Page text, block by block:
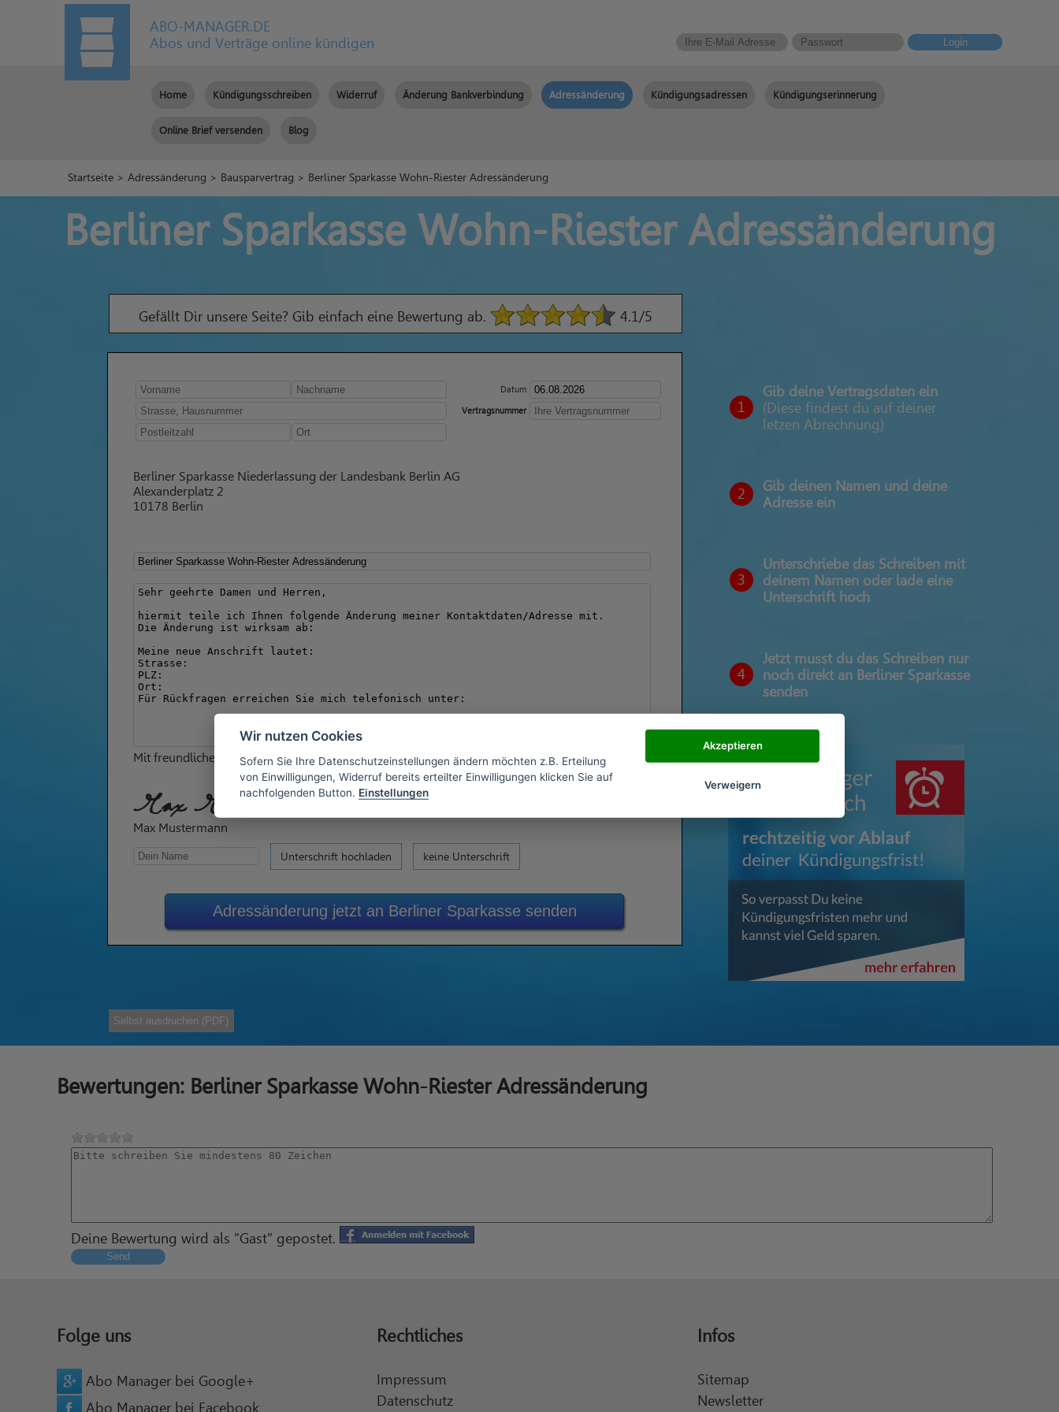
ABO-MANAGER.DE
Abos und Verträge online kündigen
Login
Home Kündigungsschreiben Widerruf Änderung Bankverbindung Adressänderung Kündigungsadressen Kündigungserinnerung
Online Brief versenden Blog
Startseite >Adressänderung > Bausparvertrag > Berliner Sparkasse Wohn-Riester Adressänderung
Berliner Sparkasse Wohn-Riester Adressänderung
Gefällt Dir unsere Seite? Gib einfach eine Bewertung ab. 4.1 /5
Datum
Vertragsnummer
Berliner Sparkasse Niederlassung der Landesbank Berlin AG
Alexanderplatz 2
10178 Berlin
Mit freundlichen Grüßen
Max Mustermann
Max Mustermann
Unterschrift hochladen keine Unterschrift
Adressänderung jetzt an Berliner Sparkasse senden
1
Gib deine Vertragsdaten ein
(Diese findest du auf deiner
letzen Abrechnung)
2
Gib deinen Namen und deine
Adresse ein
3
Unterschriebe das Schreiben mit
deinem Namen oder lade eine
Unterschrift hoch
4
Jetzt musst du das Schreiben nur
noch direkt an Berliner Sparkasse
senden
Selbst ausdruchen (PDF)
Bewertungen: Berliner Sparkasse Wohn-Riester Adressänderung
Deine Bewertung wird als "Gast" gepostet.
Send
Folge uns
Abo Manager bei Google+
Abo Manager bei Facebook
Rechtliches
Impressum
Datenschutz
Infos
Sitemap
Newsletter
Wir nutzen Cookies
Sofern Sie Ihre Datenschutzeinstellungen ändern möchten z.B. Erteilung
von Einwilligungen, Widerruf bereits erteilter Einwilligungen klicken Sie auf
nachfolgenden Button. Einstellungen
Akzeptieren
Verweigern